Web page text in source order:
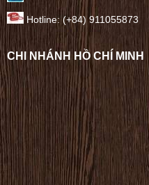
Hotline: (+84) 911055873
CHI NHÁNH HỒ CHÍ MINH